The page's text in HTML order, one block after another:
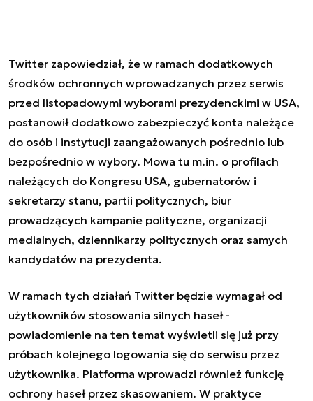
Twitter zapowiedział, że w ramach dodatkowych
środków ochronnych wprowadzanych przez serwis
przed listopadowymi wyborami prezydenckimi w USA,
postanowił dodatkowo zabezpieczyć konta należące
do osób i instytucji zaangażowanych pośrednio lub
bezpośrednio w wybory. Mowa tu m.in. o profilach
należących do Kongresu USA, gubernatorów i
sekretarzy stanu, partii politycznych, biur
prowadzących kampanie polityczne, organizacji
medialnych, dziennikarzy politycznych oraz samych
kandydatów na prezydenta.
W ramach tych działań Twitter będzie wymagał od
użytkowników stosowania silnych haseł -
powiadomienie na ten temat wyświetli się już przy
próbach kolejnego logowania się do serwisu przez
użytkownika. Platforma wprowadzi również funkcję
ochrony haseł przez skasowaniem. W praktyce